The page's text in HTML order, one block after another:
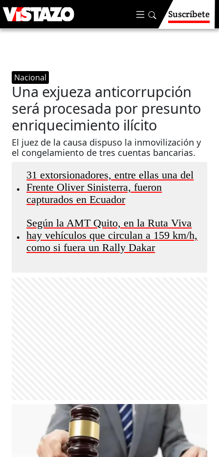
Suscríbete
Nacional
Una exjueza anticorrupción
será procesada por presunto
enriquecimiento ilícito
El juez de la causa dispuso la inmovilización y
el congelamiento de tres cuentas bancarias.
•
31 extorsionadores, entre ellas una del
Frente Oliver Sinisterra, fueron
capturados en Ecuador
•
Según la AMT Quito, en la Ruta Viva
hay vehículos que circulan a 159 km/h,
como si fuera un Rally Dakar